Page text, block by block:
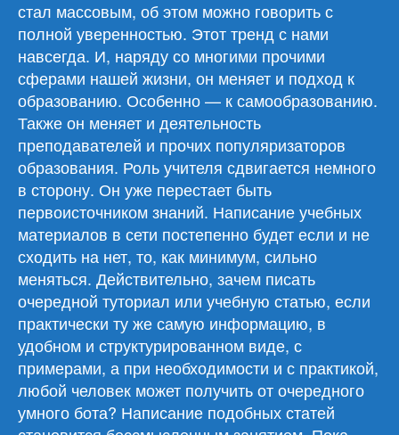
стал массовым, об этом можно говорить с
полной уверенностью. Этот тренд с нами
навсегда. И, наряду со многими прочими
сферами нашей жизни, он меняет и подход к
образованию. Особенно — к самообразованию.
Также он меняет и деятельность
преподавателей и прочих популяризаторов
образования. Роль учителя сдвигается немного
в сторону. Он уже перестает быть
первоисточником знаний. Написание учебных
материалов в сети постепенно будет если и не
сходить на нет, то, как минимум, сильно
меняться. Действительно, зачем писать
очередной туториал или учебную статью, если
практически ту же самую информацию, в
удобном и структурированном виде, с
примерами, а при необходимости и с практикой,
любой человек может получить от очередного
умного бота? Написание подобных статей